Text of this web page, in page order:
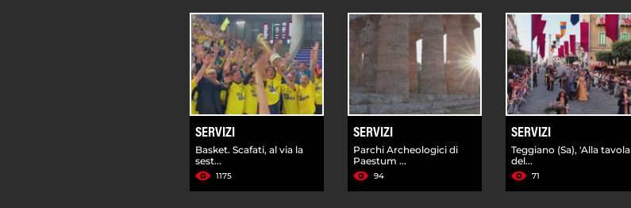
SERVIZI
Basket. Scafati, al via la
sest...
1175
SERVIZI
Parchi Archeologici di
Paestum ...
94
SERVIZI
Teggiano (Sa), 'Alla tavola
del...
71